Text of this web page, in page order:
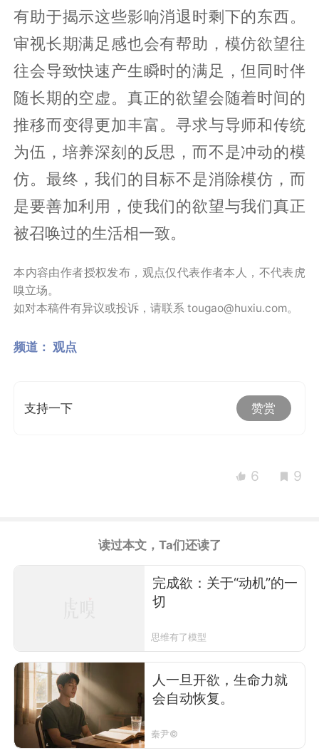
有助于揭示这些影响消退时剩下的东西。
审视长期满足感也会有帮助，模仿欲望往
往会导致快速产生瞬时的满足，但同时伴
随长期的空虚。真正的欲望会随着时间的
推移而变得更加丰富。寻求与导师和传统
为伍，培养深刻的反思，而不是冲动的模
仿。最终，我们的目标不是消除模仿，而
是要善加利用，使我们的欲望与我们真正
被召唤过的生活相一致。
本内容由作者授权发布，观点仅代表作者本人，不代表虎
嗅立场。
如对本稿件有异议或投诉，请联系 tougao@huxiu.com。
频道： 观点
支持一下 赞赏
6 9
读过本文，Ta们还读了
完成欲：关于“动机”的一
切
思维有了模型
人一旦开欲，生命力就
会自动恢复。
秦尹©